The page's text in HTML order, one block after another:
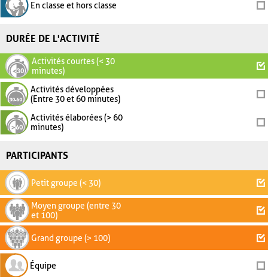
En classe et hors classe
DURÉE DE L'ACTIVITÉ
Activités courtes (< 30
minutes)
Activités développées
(Entre 30 et 60 minutes)
Activités élaborées (> 60
minutes)
PARTICIPANTS
Petit groupe (< 30)
Moyen groupe (entre 30
et 100)
Grand groupe (> 100)
Équipe